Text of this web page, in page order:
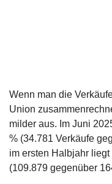
Wenn man die
Union
milder aus. Im Juni
% (34.781 Verkäufe
im ersten Halbjahr
(109.879 gegenüber